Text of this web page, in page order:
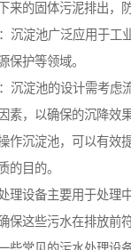
来的固体污泥排出，
沉淀池广泛应用于工
保护等领域。
沉淀池的设计需考虑
素，以确保的沉降效果
作沉淀池，可以有效
的目的。
理设备主要用于处理
保这些污水在排放前